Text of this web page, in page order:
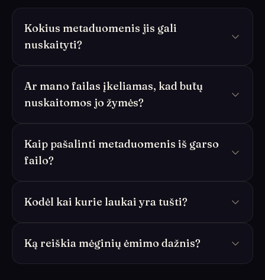
Kokius metaduomenis jis gali
nuskaityti?
Ar mano failas įkeliamas, kad būtų
nuskaitomos jo žymės?
Kaip pašalinti metaduomenis iš garso
failo?
Kodėl kai kurie laukai yra tušti?
Ką reiškia mėginių ėmimo dažnis?